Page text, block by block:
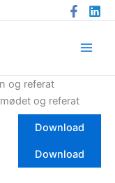
og referat
og referat
Download
Download